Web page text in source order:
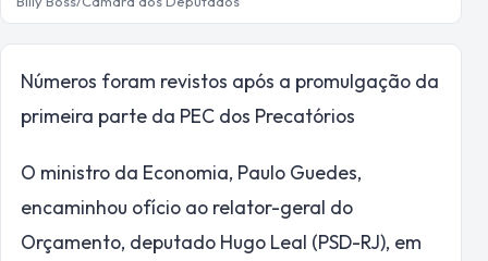
Números foram revistos após a promulgação da
primeira parte da PEC dos Precatórios
O ministro da Economia, Paulo Guedes,
encaminhou ofício ao relator-geral do
Orçamento, deputado Hugo Leal (PSD-RJ), em